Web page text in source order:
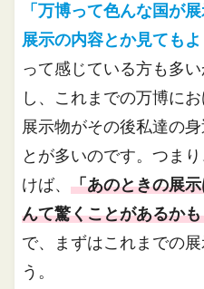
「万博って色んな国が
展示の内容とか見ても
って感じている方も多
し、これまでの万博に
展示物がその後私達の
とが多いのです。つま
けば、「あのときの展
んて驚くことがあるか
で、まずはこれまでの
う。